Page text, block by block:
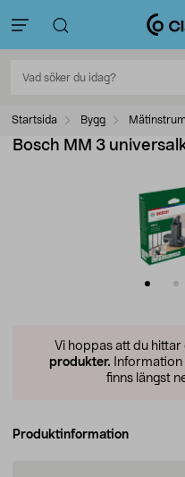
Startsida Bygg
Bosch MM 3
Vi hoppas att du
produkter.
finns längst
Produktinformation